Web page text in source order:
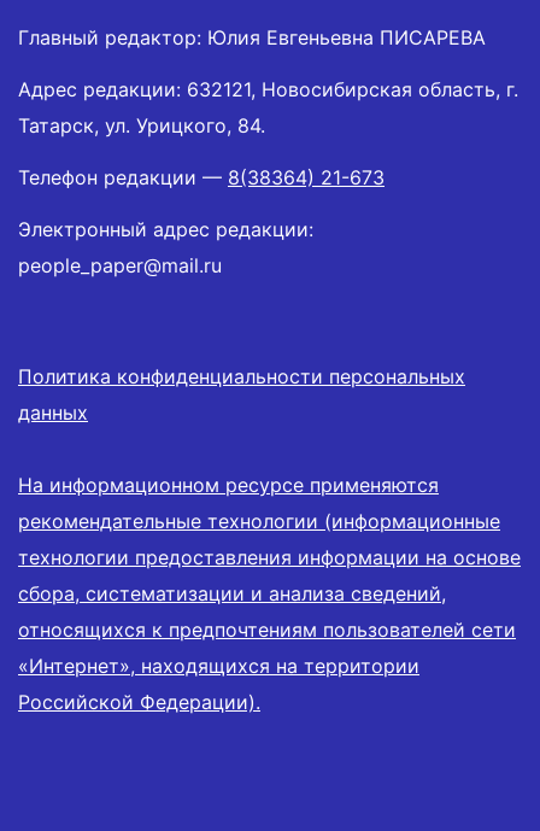
Главный редактор: Юлия Евгеньевна ПИСАРЕВА
Адрес редакции: 632121, Новосибирская область, г.
Татарск, ул. Урицкого, 84.
Телефон редакции — 8(38364) 21-673
Электронный адрес редакции:
people_paper@mail.ru
Политика конфиденциальности персональных
данных
На информационном ресурсе применяются
рекомендательные технологии (информационные
технологии предоставления информации на основе
сбора, систематизации и анализа сведений,
относящихся к предпочтениям пользователей сети
«Интернет», находящихся на территории
Российской Федерации).